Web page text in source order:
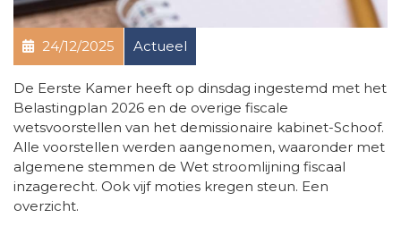
24/12/2025 Actueel
De Eerste Kamer heeft op dinsdag ingestemd met het
Belastingplan 2026 en de overige fiscale
wetsvoorstellen van het demissionaire kabinet-Schoof.
Alle voorstellen werden aangenomen, waaronder met
algemene stemmen de Wet stroomlijning fiscaal
inzagerecht. Ook vijf moties kregen steun. Een
overzicht.